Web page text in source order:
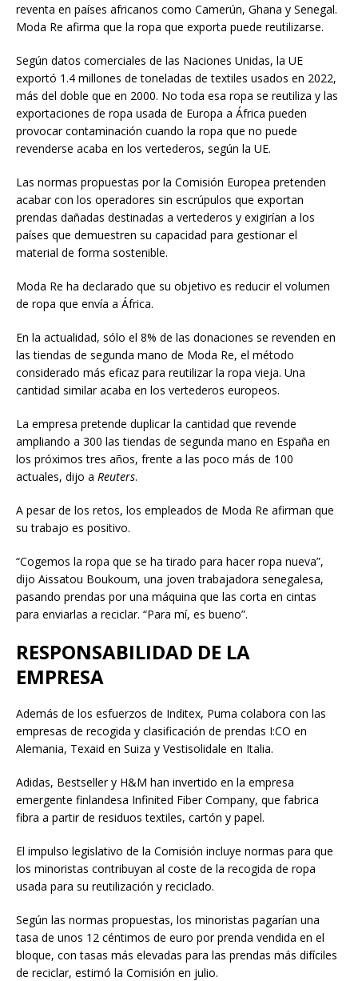
reventa en países africanos como Camerún, Ghana y Senegal.
Moda Re afirma que la ropa que exporta puede reutilizarse.
Según datos comerciales de las Naciones Unidas, la UE
exportó 1.4 millones de toneladas de textiles usados en 2022,
más del doble que en 2000. No toda esa ropa se reutiliza y las
exportaciones de ropa usada de Europa a África pueden
provocar contaminación cuando la ropa que no puede
revenderse acaba en los vertederos, según la UE.
Las normas propuestas por la Comisión Europea pretenden
acabar con los operadores sin escrúpulos que exportan
prendas dañadas destinadas a vertederos y exigirían a los
países que demuestren su capacidad para gestionar el
material de forma sostenible.
Moda Re ha declarado que su objetivo es reducir el volumen
de ropa que envía a África.
En la actualidad, sólo el 8% de las donaciones se revenden en
las tiendas de segunda mano de Moda Re, el método
considerado más eficaz para reutilizar la ropa vieja. Una
cantidad similar acaba en los vertederos europeos.
La empresa pretende duplicar la cantidad que revende
ampliando a 300 las tiendas de segunda mano en España en
los próximos tres años, frente a las poco más de 100
actuales, dijo a Reuters.
A pesar de los retos, los empleados de Moda Re afirman que
su trabajo es positivo.
“Cogemos la ropa que se ha tirado para hacer ropa nueva”,
dijo Aissatou Boukoum, una joven trabajadora senegalesa,
pasando prendas por una máquina que las corta en cintas
para enviarlas a reciclar. “Para mí, es bueno”.
RESPONSABILIDAD DE LA
EMPRESA
Además de los esfuerzos de Inditex, Puma colabora con las
empresas de recogida y clasificación de prendas I:CO en
Alemania, Texaid en Suiza y Vestisolidale en Italia.
Adidas, Bestseller y H&M han invertido en la empresa
emergente finlandesa Infinited Fiber Company, que fabrica
fibra a partir de residuos textiles, cartón y papel.
El impulso legislativo de la Comisión incluye normas para que
los minoristas contribuyan al coste de la recogida de ropa
usada para su reutilización y reciclado.
Según las normas propuestas, los minoristas pagarían una
tasa de unos 12 céntimos de euro por prenda vendida en el
bloque, con tasas más elevadas para las prendas más difíciles
de reciclar, estimó la Comisión en julio.